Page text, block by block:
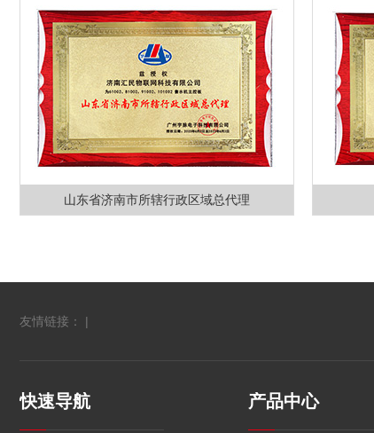
山东省济南市所辖行政区域总代理
友情链接： |
快速导航 产品中心